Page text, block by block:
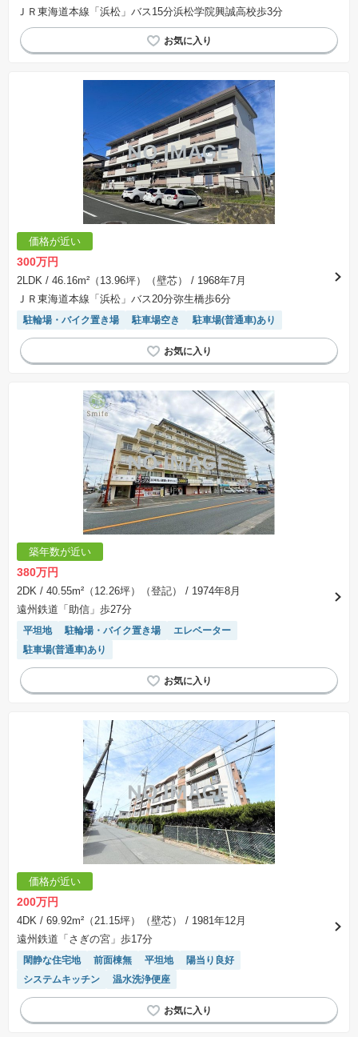
ＪＲ東海道本線「浜松」バス15分浜松学院興誠高校歩3分
価格が近い
300万円
2LDK / 46.16m²（13.96坪）（壁芯）
/ 1968年7月
ＪＲ東海道本線「浜松」バス20分弥生橋歩6分
駐輪場・バイク置き場 駐車場空き 駐車場(普通車)あり
築年数が近い
380万円
2DK / 40.55m²（12.26坪）（登記）
/ 1974年8月
遠州鉄道「助信」歩27分
平坦地 駐輪場・バイク置き場
エレベーター
駐車場(普通車)あり
価格が近い
200万円
4DK / 69.92m²（21.15坪）（壁芯）
/ 1981年12月
遠州鉄道「さぎの宮」歩17分
閑静な住宅地 前面棟無 平坦地
陽当り良好
システムキッチン
温水洗浄便座